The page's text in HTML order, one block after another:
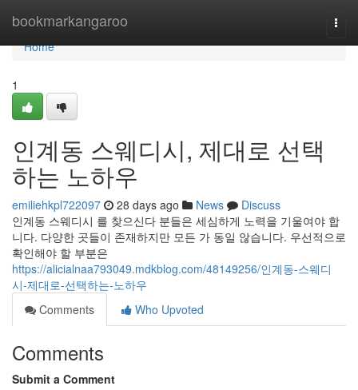
bookmarkangaroo
Home
Home
1
인계동 스웨디시, 제대로 선택
하는 노하우
emiliehkpl722097 28 days ago News
Discuss
인계동 스웨디시 를 찾으신다 분들은 세심하게 노력을 기울여야 합
니다. 다양한 곳들이 존재하지만 모든 가 동일 않습니다. 우선적으로
확인해야 할 부분은
https://alicialnaa793049.mdkblog.com/48149256/인계동-스웨디
시-제대로-선택하는-노하우
Comments
Who Upvoted
Comments
Submit a Comment